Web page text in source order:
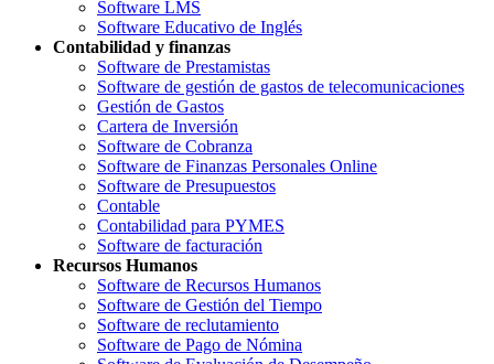
Software LMS
Software Educativo de Inglés
Contabilidad y finanzas
Software de Prestamistas
Software de gestión de gastos de telecomunicaciones
Gestión de Gastos
Cartera de Inversión
Software de Cobranza
Software de Finanzas Personales Online
Software de Presupuestos
Contable
Contabilidad para PYMES
Software de facturación
Recursos Humanos
Software de Recursos Humanos
Software de Gestión del Tiempo
Software de reclutamiento
Software de Pago de Nómina